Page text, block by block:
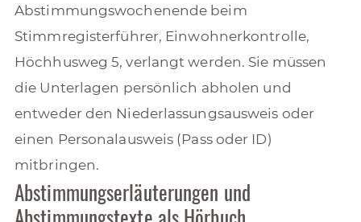
Abstimmungswochenende beim
Stimmregisterführer, Einwohnerkontrolle,
Höchhusweg 5, verlangt werden. Sie müssen
die Unterlagen persönlich abholen und
entweder den Niederlassungsausweis oder
einen Personalausweis (Pass oder ID)
mitbringen.
Abstimmungserläuterungen und